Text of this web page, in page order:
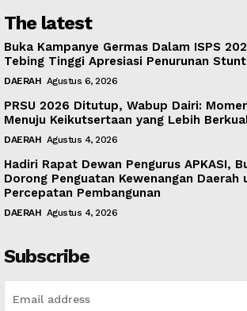
The latest
Buka Kampanye Germas Dalam ISPS
Tebing Tinggi Apresiasi Penurunan
DAERAH Agustus 6, 2026
PRSU 2026 Ditutup, Wabup Dairi:
Menuju Keikutsertaan yang Lebih
DAERAH Agustus 4, 2026
Hadiri Rapat Dewan Pengurus APKASI,
Dorong Penguatan Kewenangan Daerah
Percepatan Pembangunan
DAERAH Agustus 4, 2026
Subscribe